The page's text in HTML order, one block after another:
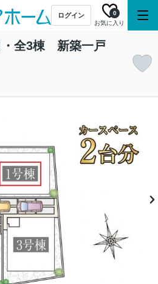
ログイン
お気に入り
0
・全3棟 新築一戸